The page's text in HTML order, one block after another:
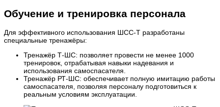
Обучение и тренировка персонала
Для эффективного использования ШСС-Т разработаны
специальные тренажёры:
Тренажёр Т-ШС: позволяет провести не менее 1000
тренировок, отрабатывая навыки надевания и
использования самоспасателя.
Тренажёр РТ-ШС: обеспечивает полную имитацию работы
самоспасателя, позволяя персоналу подготовиться к
реальным условиям эксплуатации.